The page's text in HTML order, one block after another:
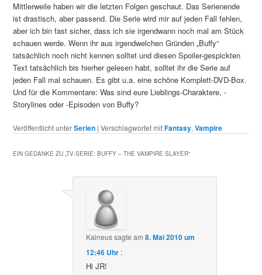
Mittlerweile haben wir die letzten Folgen geschaut. Das Serienende
ist drastisch, aber passend. Die Serie wird mir auf jeden Fall fehlen,
aber ich bin fast sicher, dass ich sie irgendwann noch mal am Stück
schauen werde. Wenn ihr aus irgendwelchen Gründen „Buffy“
tatsächlich noch nicht kennen solltet und diesen Spoiler-gespickten
Text tatsächlich bis hierher gelesen habt, solltet ihr die Serie auf
jeden Fall mal schauen. Es gibt u.a. eine schöne Komplett-DVD-Box.
Und für die Kommentare: Was sind eure Lieblings-Charaktere, -
Storylines oder -Episoden von Buffy?
Veröffentlicht unterSerien |Verschlagwortet mitFantasy,Vampire
EIN GEDANKE ZU „TV-SERIE: BUFFY – THE VAMPIRE SLAYER“
Kaineussagte am 8. Mai 2010 um
12:46 Uhr :
Hi JR!